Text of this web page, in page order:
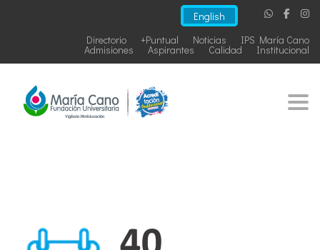
English
IPS María Cano
Noticias
+Puntual
Directorio
Institucional
Calidad
Aspirantes
Admisiones